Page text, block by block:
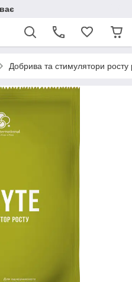
Добрива та стимулятори росту